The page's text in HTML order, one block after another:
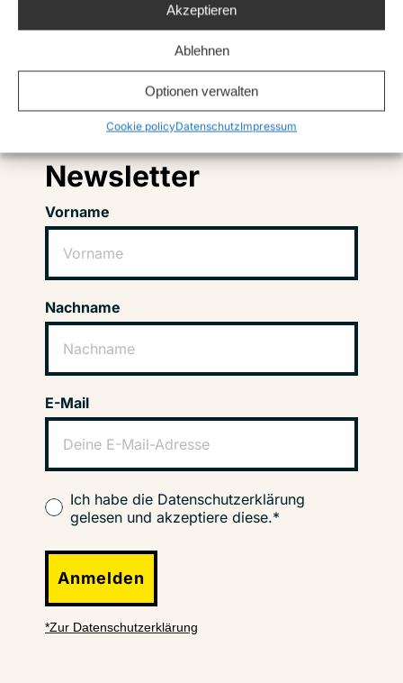
Akzeptieren
Ablehnen
Optionen verwalten
Cookie policyDatenschutzImpressum
InstagramTwitter TikTok Facebook LinkedIn
Abonniere unseren
Newsletter
Vorname
Nachname
E-Mail
Ich habe die Datenschutzerklärung
gelesen und akzeptiere diese.*
Anmelden
*Zur Datenschutzerklärung